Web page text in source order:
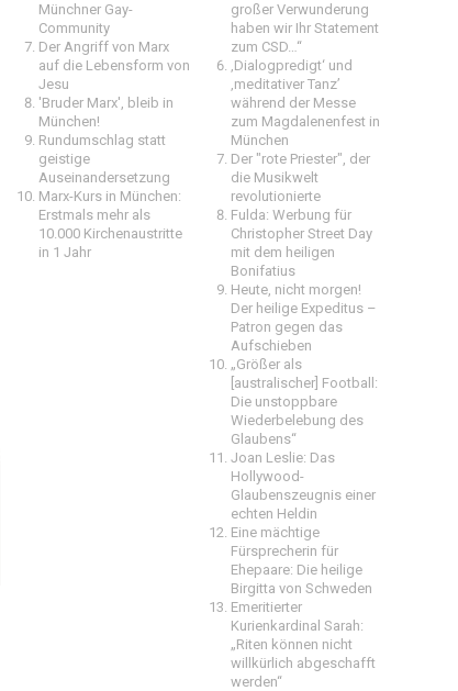
Münchner Gay-
Community
Der Angriff von Marx
auf die Lebensform von
Jesu
'Bruder Marx', bleib in
München!
Rundumschlag statt
geistige
Auseinandersetzung
Marx-Kurs in München:
Erstmals mehr als
10.000 Kirchenaustritte
in 1 Jahr
großer Verwunderung
haben wir Ihr Statement
zum CSD…“
‚Dialogpredigt‘ und
‚meditativer Tanz’
während der Messe
zum Magdalenenfest in
München
Der "rote Priester", der
die Musikwelt
revolutionierte
Fulda: Werbung für
Christopher Street Day
mit dem heiligen
Bonifatius
Heute, nicht morgen!
Der heilige Expeditus –
Patron gegen das
Aufschieben
„Größer als
[australischer] Football:
Die unstoppbare
Wiederbelebung des
Glaubens“
Joan Leslie: Das
Hollywood-
Glaubenszeugnis einer
echten Heldin
Eine mächtige
Fürsprecherin für
Ehepaare: Die heilige
Birgitta von Schweden
Emeritierter
Kurienkardinal Sarah:
„Riten können nicht
willkürlich abgeschafft
werden“